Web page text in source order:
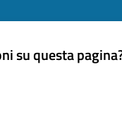
su questa